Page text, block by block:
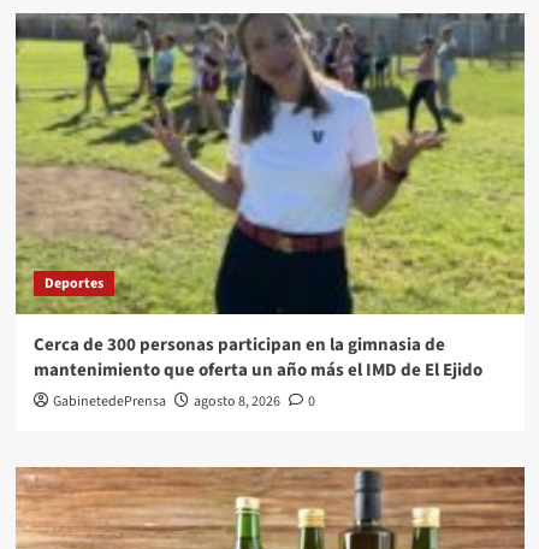
Deportes
Cerca de 300 personas participan en la gimnasia de
mantenimiento que oferta un año más el IMD de El Ejido
GabinetedePrensa agosto 8, 2026 0